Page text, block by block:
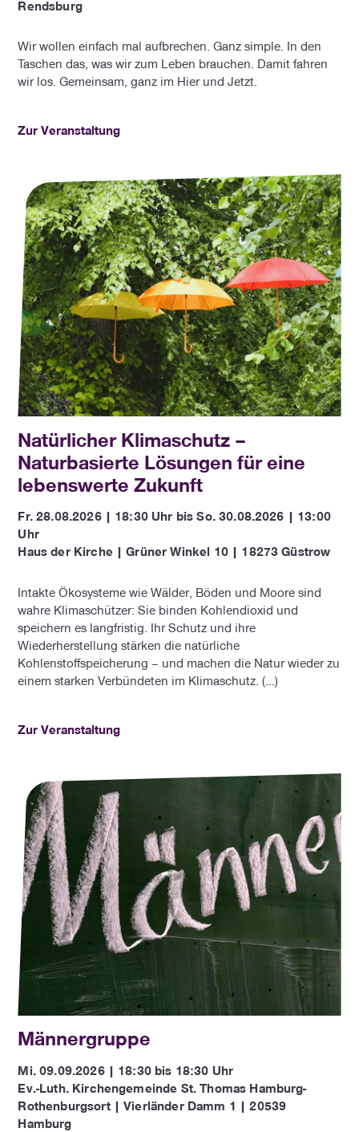
Rendsburg
Wir wollen einfach mal aufbrechen. Ganz simple. In den
Taschen das, was wir zum Leben brauchen. Damit fahren
wir los. Gemeinsam, ganz im Hier und Jetzt.
Zur Veranstaltung
Natürlicher Klimaschutz –
Naturbasierte Lösungen für eine
lebenswerte Zukunft
Fr. 28.08.2026 | 18:30 Uhr bis So. 30.08.2026 | 13:00
Uhr
Haus der Kirche | Grüner Winkel 10 | 18273 Güstrow
Intakte Ökosysteme wie Wälder, Böden und Moore sind
wahre Klimaschützer: Sie binden Kohlendioxid und
speichern es langfristig. Ihr Schutz und ihre
Wiederherstellung stärken die natürliche
Kohlenstoffspeicherung – und machen die Natur wieder zu
einem starken Verbündeten im Klimaschutz. (...)
Zur Veranstaltung
Männergruppe
Mi. 09.09.2026 | 18:30 bis 18:30 Uhr
Ev.-Luth. Kirchengemeinde St. Thomas Hamburg-
Rothenburgsort | Vierländer Damm 1 | 20539
Hamburg